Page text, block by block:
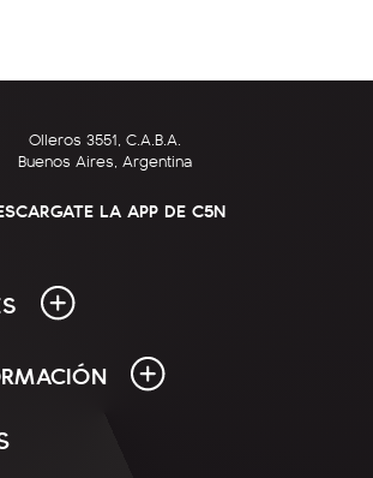
Olleros 3551, C.A.B.A.
Buenos Aires, Argentina
LA APP DE C5N